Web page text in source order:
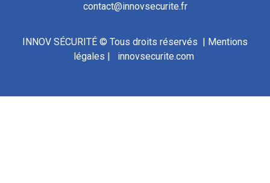
contact@innovsecurite.fr
INNOV SÉCURITÉ © Tous droits réservés | Mentions
légales | innovsecurite.com